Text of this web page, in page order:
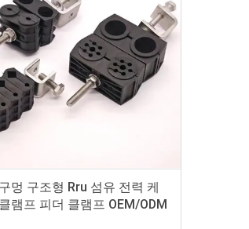
멍 구조형 Rru 섬유 전력 케
램프 피더 클램프 OEM/ODM